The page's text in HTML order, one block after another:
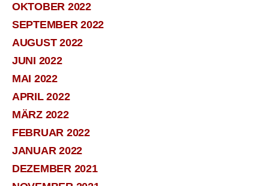
OKTOBER 2022
SEPTEMBER 2022
AUGUST 2022
JUNI 2022
MAI 2022
APRIL 2022
MÄRZ 2022
FEBRUAR 2022
JANUAR 2022
DEZEMBER 2021